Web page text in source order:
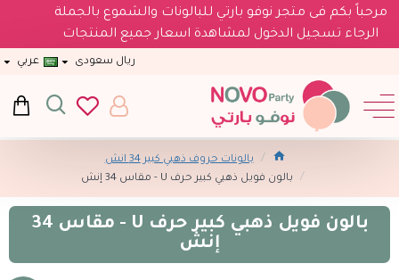
مرحباً بكم فى متجر نوفو بارتي للبالونات والشموع بالجملة
الرجاء تسجيل الدخول لمشاهدة اسعار جميع المنتجات
ريال سعودى عربي
بالونات حروف ذهبي كبير 34 انش
بالون فويل ذهبي كبير حرف U - مقاس 34 إنش
بالون فويل ذهبي كبير حرف U - مقاس 34
إنش